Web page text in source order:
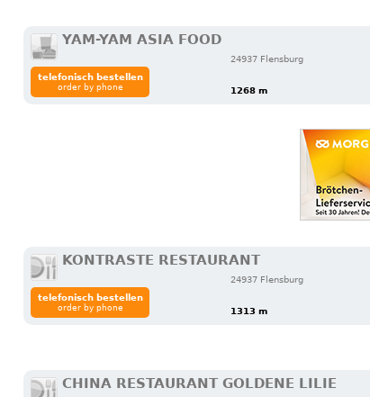
YAM-YAM ASIA FOOD
24937 Flensburg
1268 m
telefonisch bestellen
order by phone
KONTRASTE RESTAURANT
24937 Flensburg
1313 m
telefonisch bestellen
order by phone
CHINA RESTAURANT GOLDENE LILIE